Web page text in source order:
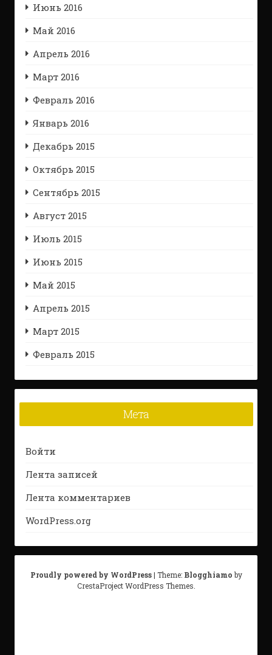
Июнь 2016
Май 2016
Апрель 2016
Март 2016
Февраль 2016
Январь 2016
Декабрь 2015
Октябрь 2015
Сентябрь 2015
Август 2015
Июль 2015
Июнь 2015
Май 2015
Апрель 2015
Март 2015
Февраль 2015
Мета
Войти
Лента записей
Лента комментариев
WordPress.org
Proudly powered by WordPress| Theme: Blogghiamo by
CrestaProject WordPress Themes.